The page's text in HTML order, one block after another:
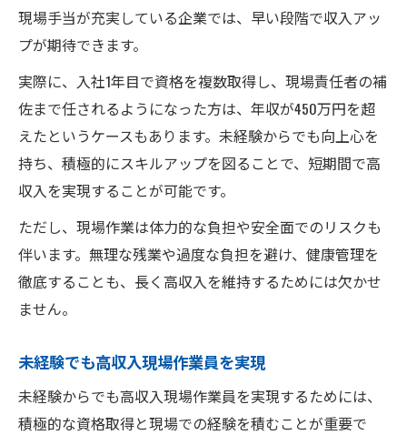
現場手当が充実している企業では、早い段階で収入アッ
プが期待できます。
実際に、入社1年目で資格を複数取得し、現場責任者の補
佐まで任されるようになった方は、年収が450万円を超
えたというケースもあります。未経験からでも向上心を
持ち、積極的にスキルアップを図ることで、短期間で高
収入を実現することが可能です。
ただし、現場作業は体力的な負担や安全面でのリスクも
伴います。無理な残業や過度な負担を避け、健康管理を
徹底することも、長く高収入を維持するためには欠かせ
ません。
未経験でも高収入現場作業員を実現
未経験からでも高収入現場作業員を実現するためには、
積極的な資格取得と現場での経験を積むことが重要で